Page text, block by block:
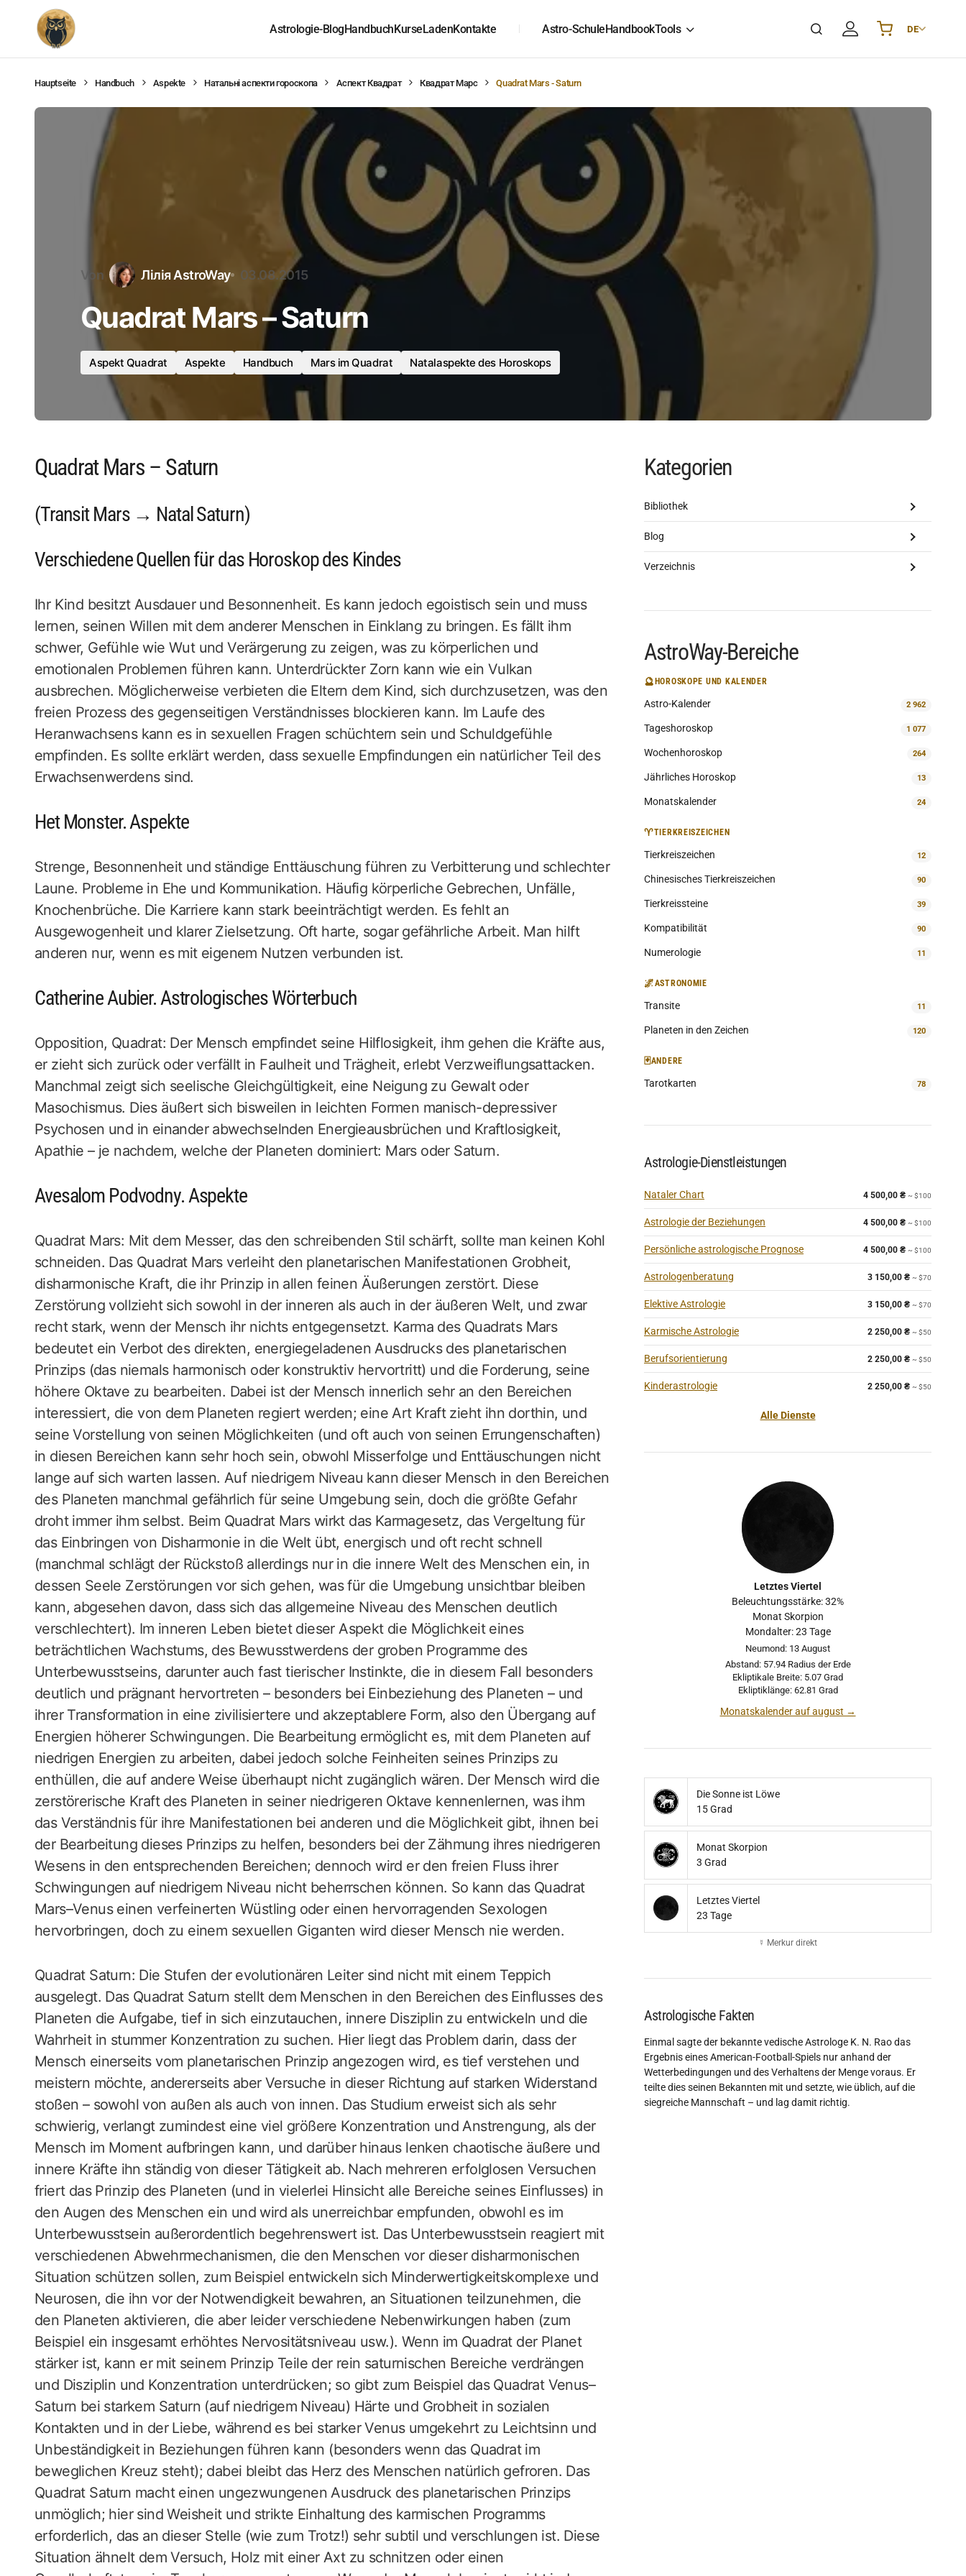
Astrologie-BlogHandbuchKurseLadenKontakte Astro-SchuleHandbookTools DE
UA Українська
Hauptseite Handbuch Aspekte Натальні аспекти гороскопа Аспект Квадрат Квадрат Марс Quadrat Mars - Saturn
Von Лілія AstroWay 03.08.2015
Quadrat Mars – Saturn
Aspekt Quadrat Aspekte Handbuch Mars im Quadrat Natalaspekte des Horoskops
Quadrat Mars – Saturn
(Transit Mars → Natal Saturn)
Verschiedene Quellen für das Horoskop des Kindes
Ihr Kind besitzt Ausdauer und Besonnenheit. Es kann jedoch egoistisch sein und muss
lernen, seinen Willen mit dem anderer Menschen in Einklang zu bringen. Es fällt ihm
schwer, Gefühle wie Wut und Verärgerung zu zeigen, was zu körperlichen und
emotionalen Problemen führen kann. Unterdrückter Zorn kann wie ein Vulkan
ausbrechen. Möglicherweise verbieten die Eltern dem Kind, sich durchzusetzen, was den
freien Prozess des gegenseitigen Verständnisses blockieren kann. Im Laufe des
Heranwachsens kann es in sexuellen Fragen schüchtern sein und Schuldgefühle
empfinden. Es sollte erklärt werden, dass sexuelle Empfindungen ein natürlicher Teil des
Erwachsenwerdens sind.
Het Monster. Aspekte
Strenge, Besonnenheit und ständige Enttäuschung führen zu Verbitterung und schlechter
Laune. Probleme in Ehe und Kommunikation. Häufig körperliche Gebrechen, Unfälle,
Knochenbrüche. Die Karriere kann stark beeinträchtigt werden. Es fehlt an
Ausgewogenheit und klarer Zielsetzung. Oft harte, sogar gefährliche Arbeit. Man hilft
anderen nur, wenn es mit eigenem Nutzen verbunden ist.
Catherine Aubier. Astrologisches Wörterbuch
Opposition, Quadrat: Der Mensch empfindet seine Hilflosigkeit, ihm gehen die Kräfte aus,
er zieht sich zurück oder verfällt in Faulheit und Trägheit, erlebt Verzweiflungsattacken.
Manchmal zeigt sich seelische Gleichgültigkeit, eine Neigung zu Gewalt oder
Masochismus. Dies äußert sich bisweilen in leichten Formen manisch-depressiver
Psychosen und in einander abwechselnden Energieausbrüchen und Kraftlosigkeit,
Apathie – je nachdem, welche der Planeten dominiert: Mars oder Saturn.
Avesalom Podvodny. Aspekte
Quadrat Mars: Mit dem Messer, das den schreibenden Stil schärft, sollte man keinen Kohl
schneiden. Das Quadrat Mars verleiht den planetarischen Manifestationen Grobheit,
disharmonische Kraft, die ihr Prinzip in allen feinen Äußerungen zerstört. Diese
Zerstörung vollzieht sich sowohl in der inneren als auch in der äußeren Welt, und zwar
recht stark, wenn der Mensch ihr nichts entgegensetzt. Karma des Quadrats Mars
bedeutet ein Verbot des direkten, energiegeladenen Ausdrucks des planetarischen
Prinzips (das niemals harmonisch oder konstruktiv hervortritt) und die Forderung, seine
höhere Oktave zu bearbeiten. Dabei ist der Mensch innerlich sehr an den Bereichen
interessiert, die von dem Planeten regiert werden; eine Art Kraft zieht ihn dorthin, und
seine Vorstellung von seinen Möglichkeiten (und oft auch von seinen Errungenschaften)
in diesen Bereichen kann sehr hoch sein, obwohl Misserfolge und Enttäuschungen nicht
lange auf sich warten lassen. Auf niedrigem Niveau kann dieser Mensch in den Bereichen
des Planeten manchmal gefährlich für seine Umgebung sein, doch die größte Gefahr
droht immer ihm selbst. Beim Quadrat Mars wirkt das Karmagesetz, das Vergeltung für
das Einbringen von Disharmonie in die Welt übt, energisch und oft recht schnell
(manchmal schlägt der Rückstoß allerdings nur in die innere Welt des Menschen ein, in
dessen Seele Zerstörungen vor sich gehen, was für die Umgebung unsichtbar bleiben
kann, abgesehen davon, dass sich das allgemeine Niveau des Menschen deutlich
verschlechtert). Im inneren Leben bietet dieser Aspekt die Möglichkeit eines
beträchtlichen Wachstums, des Bewusstwerdens der groben Programme des
Unterbewusstseins, darunter auch fast tierischer Instinkte, die in diesem Fall besonders
deutlich und prägnant hervortreten – besonders bei Einbeziehung des Planeten – und
ihrer Transformation in eine zivilisiertere und akzeptablere Form, also den Übergang auf
Energien höherer Schwingungen. Die Bearbeitung ermöglicht es, mit dem Planeten auf
niedrigen Energien zu arbeiten, dabei jedoch solche Feinheiten seines Prinzips zu
enthüllen, die auf andere Weise überhaupt nicht zugänglich wären. Der Mensch wird die
zerstörerische Kraft des Planeten in seiner niedrigeren Oktave kennenlernen, was ihm
das Verständnis für ihre Manifestationen bei anderen und die Möglichkeit gibt, ihnen bei
der Bearbeitung dieses Prinzips zu helfen, besonders bei der Zähmung ihres niedrigeren
Wesens in den entsprechenden Bereichen; dennoch wird er den freien Fluss ihrer
Schwingungen auf niedrigem Niveau nicht beherrschen können. So kann das Quadrat
Mars–Venus einen verfeinerten Wüstling oder einen hervorragenden Sexologen
hervorbringen, doch zu einem sexuellen Giganten wird dieser Mensch nie werden.
Quadrat Saturn: Die Stufen der evolutionären Leiter sind nicht mit einem Teppich
ausgelegt. Das Quadrat Saturn stellt dem Menschen in den Bereichen des Einflusses des
Planeten die Aufgabe, tief in sich einzutauchen, innere Disziplin zu entwickeln und die
Wahrheit in stummer Konzentration zu suchen. Hier liegt das Problem darin, dass der
Mensch einerseits vom planetarischen Prinzip angezogen wird, es tief verstehen und
meistern möchte, andererseits aber Versuche in dieser Richtung auf starken Widerstand
stoßen – sowohl von außen als auch von innen. Das Studium erweist sich als sehr
schwierig, verlangt zumindest eine viel größere Konzentration und Anstrengung, als der
Mensch im Moment aufbringen kann, und darüber hinaus lenken chaotische äußere und
innere Kräfte ihn ständig von dieser Tätigkeit ab. Nach mehreren erfolglosen Versuchen
friert das Prinzip des Planeten (und in vielerlei Hinsicht alle Bereiche seines Einflusses) in
den Augen des Menschen ein und wird als unerreichbar empfunden, obwohl es im
Unterbewusstsein außerordentlich begehrenswert ist. Das Unterbewusstsein reagiert mit
verschiedenen Abwehrmechanismen, die den Menschen vor dieser disharmonischen
Situation schützen sollen, zum Beispiel entwickeln sich Minderwertigkeitskomplexe und
Neurosen, die ihn vor der Notwendigkeit bewahren, an Situationen teilzunehmen, die
den Planeten aktivieren, die aber leider verschiedene Nebenwirkungen haben (zum
Beispiel ein insgesamt erhöhtes Nervositätsniveau usw.). Wenn im Quadrat der Planet
stärker ist, kann er mit seinem Prinzip Teile der rein saturnischen Bereiche verdrängen
und Disziplin und Konzentration unterdrücken; so gibt zum Beispiel das Quadrat Venus–
Saturn bei starkem Saturn (auf niedrigem Niveau) Härte und Grobheit in sozialen
Kontakten und in der Liebe, während es bei starker Venus umgekehrt zu Leichtsinn und
Unbeständigkeit in Beziehungen führen kann (besonders wenn das Quadrat im
beweglichen Kreuz steht); dabei bleibt das Herz des Menschen natürlich gefroren. Das
Quadrat Saturn macht einen ungezwungenen Ausdruck des planetarischen Prinzips
unmöglich; hier sind Weisheit und strikte Einhaltung des karmischen Programms
erforderlich, das an dieser Stelle (wie zum Trotz!) sehr subtil und verschlungen ist. Diese
Situation ähnelt dem Versuch, Holz mit einer Axt zu schnitzen oder einen
Kategorien
Bibliothek
Blog
Verzeichnis
AstroWay-Bereiche
🔮HOROSKOPE UND KALENDER
Astro-Kalender 2 962
Tageshoroskop 1 077
Wochenhoroskop 264
Jährliches Horoskop 13
Monatskalender 24
♈TIERKREISZEICHEN
Tierkreiszeichen 12
Chinesisches Tierkreiszeichen 90
Tierkreissteine 39
Kompatibilität 90
Numerologie 11
🌌ASTRONOMIE
Transite 11
Planeten in den Zeichen 120
🃏ANDERE
Tarotkarten 78
Astrologie-Dienstleistungen
Nataler Chart 4 500,00 ₴ ~ $100
Astrologie der Beziehungen 4 500,00 ₴ ~ $100
Persönliche astrologische Prognose 4 500,00 ₴ ~ $100
Astrologenberatung 3 150,00 ₴ ~ $70
Elektive Astrologie 3 150,00 ₴ ~ $70
Karmische Astrologie 2 250,00 ₴ ~ $50
Berufsorientierung 2 250,00 ₴ ~ $50
Kinderastrologie 2 250,00 ₴ ~ $50
Alle Dienste
Letztes Viertel
Beleuchtungsstärke: 32%
Monat Skorpion
Mondalter: 23 Tage
Neumond: 13 August
Abstand: 57.94 Radius der Erde
Ekliptikale Breite: 5.07 Grad
Ekliptiklänge: 62.81 Grad
Monatskalender auf august →
Die Sonne ist Löwe
15 Grad
Monat Skorpion
3 Grad
Letztes Viertel
23 Tage
☿ Merkur direkt
Astrologische Fakten
Einmal sagte der bekannte vedische Astrologe K. N. Rao das
Ergebnis eines American-Football-Spiels nur anhand der
Wetterbedingungen und des Verhaltens der Menge voraus. Er
teilte dies seinen Bekannten mit und setzte, wie üblich, auf die
siegreiche Mannschaft – und lag damit richtig.